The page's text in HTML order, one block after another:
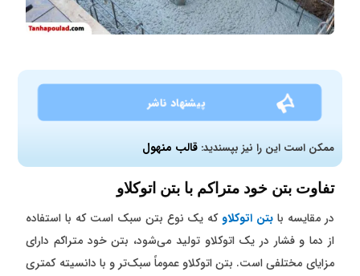
پیشنهاد ناشر
ممکن است این را نیز بپسندید:قالب منهول
تفاوت بتن خود متراکم با بتن اتوکلاو
در مقایسه با بتن اتوکلاو که یک نوع بتن سبک است که با استفاده
از دما و فشار در یک اتوکلاو تولید می‌شود، بتن خود متراکم دارای
مزایای مختلفی است. بتن اتوکلاو عموماً سبک‌تر و با دانسیته کمتری